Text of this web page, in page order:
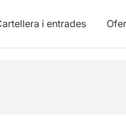
i entrades